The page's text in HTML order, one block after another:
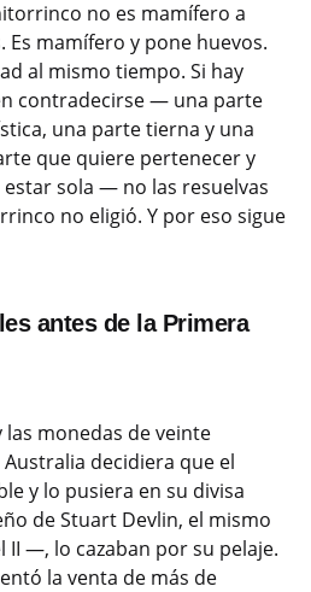
no es mamífero a
Es mamífero y pone huevos.
al mismo tiempo. Si hay
contradecirse — una parte
una parte tierna y una
que quiere pertenecer y
sola — no las resuelvas
no eligió. Y por eso sigue
antes de la Primera
monedas de veinte
decidiera que el
y lo pusiera en su divisa
de Stuart Devlin, el mismo
II —, lo cazaban por su pelaje.
la venta de más de